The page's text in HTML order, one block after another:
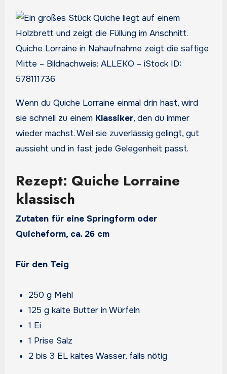
Quiche Lorraine in Nahaufnahme zeigt die saftige
Mitte – Bildnachweis: ALLEKO – iStock ID:
578111736
Wenn du Quiche Lorraine einmal drin hast, wird
sie schnell zu einem Klassiker, den du immer
wieder machst. Weil sie zuverlässig gelingt, gut
aussieht und in fast jede Gelegenheit passt.
Rezept: Quiche Lorraine
klassisch
Zutaten für eine Springform oder
Quicheform, ca. 26 cm
Für den Teig
250 g Mehl
125 g kalte Butter in Würfeln
1 Ei
1 Prise Salz
2 bis 3 EL kaltes Wasser, falls nötig